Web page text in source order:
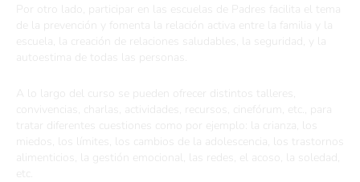
Por otro lado, participar en las escuelas de Padres facilita el tema
de la prevención y fomenta la relación activa entre la familia y la
escuela, la creación de relaciones saludables, la seguridad, y la
autoestima de todas las personas.
A lo largo del curso se pueden ofrecer distintos talleres,
convivencias, charlas, actividades, recursos, cinefórum, etc., para
tratar diferentes cuestiones como por ejemplo: la crianza, los
miedos, los límites, los cambios de la adolescencia, los trastornos
alimenticios, la gestión emocional, las redes, el acoso, la soledad,
etc.